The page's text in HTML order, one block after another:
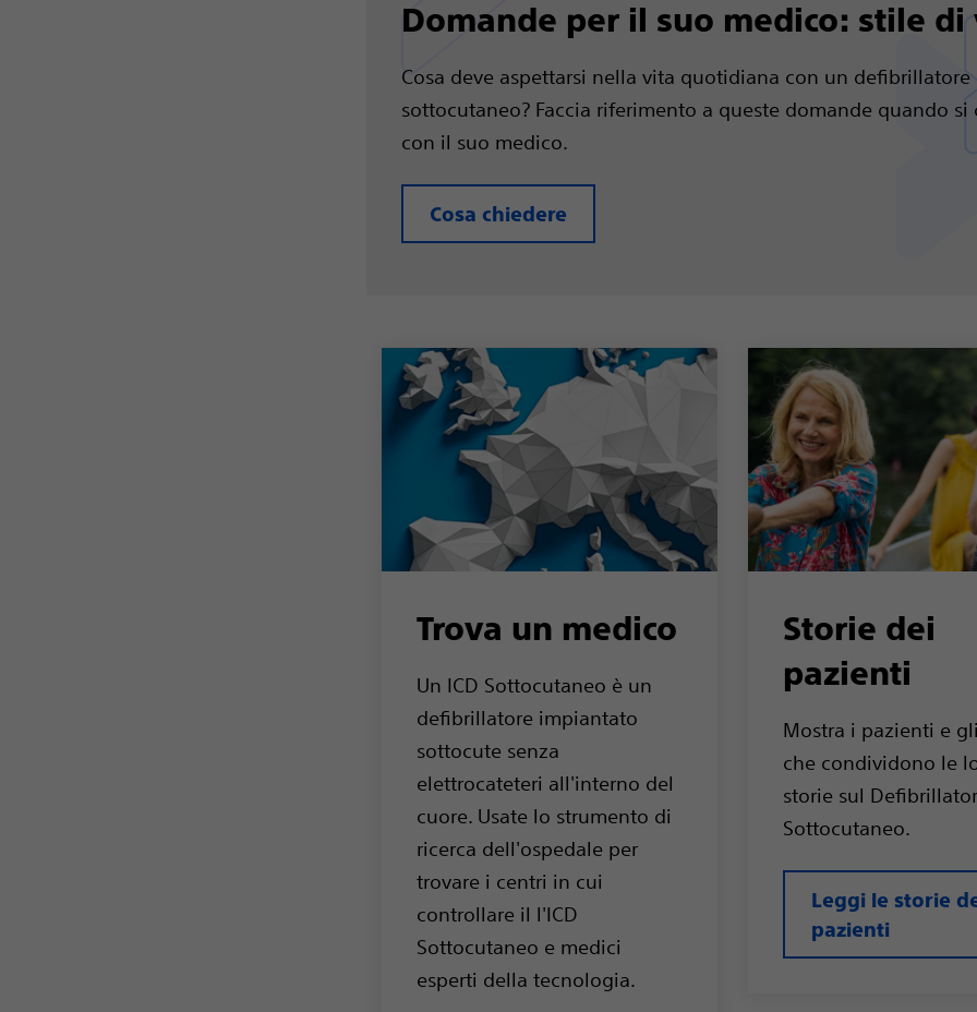
Domande per il suo medico: stile di
Cosa deve aspettarsi nella vita quotidiana con un defibrillatore
sottocutaneo? Faccia riferimento a queste domande quando si
con il suo medico.
Cosa chiedere
Trova un medico
Un ICD Sottocutaneo è un
defibrillatore impiantato
sottocute senza
elettrocateteri all'interno del
cuore. Usate lo strumento di
ricerca dell'ospedale per
trovare i centri in cui
controllare il l'ICD
Sottocutaneo e medici
esperti della tecnologia.
Storie dei
pazienti
Mostra i pazienti e
che condividono le
storie sul
Sottocutaneo.
Leggi le storie
pazienti